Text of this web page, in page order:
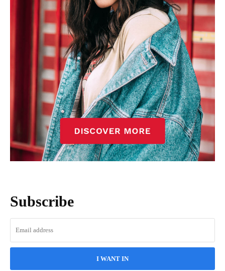
Subscribe
I WANT IN